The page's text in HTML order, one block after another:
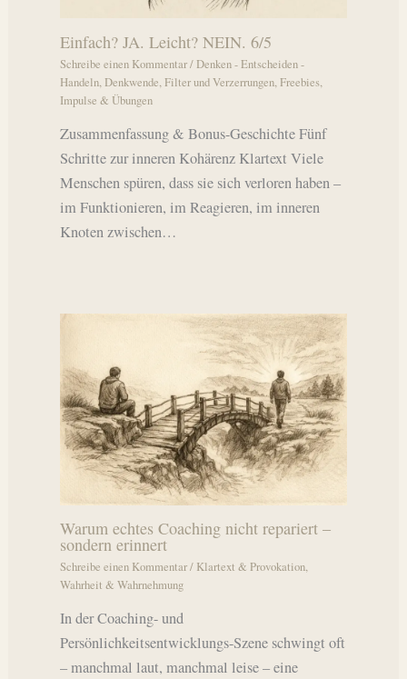
Einfach? JA. Leicht? NEIN. 6/5
Schreibe einen Kommentar/ Denken - Entscheiden -
Handeln, Denkwende,Filter und Verzerrungen,Freebies,
Impulse & Übungen
Zusammenfassung & Bonus-Geschichte Fünf
Schritte zur inneren Kohärenz Klartext Viele
Menschen spüren, dass sie sich verloren haben –
im Funktionieren, im Reagieren, im inneren
Knoten zwischen…
Warum echtes Coaching nicht repariert –
sondern erinnert
Schreibe einen Kommentar/ Klartext & Provokation,
Wahrheit & Wahrnehmung
In der Coaching- und
Persönlichkeitsentwicklungs-Szene schwingt oft
– manchmal laut, manchmal leise – eine